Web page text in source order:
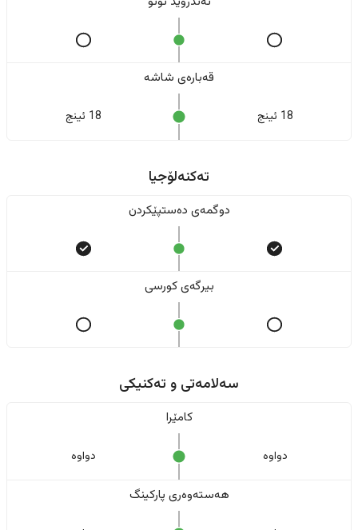
قەبارەی شاشە
18 ئینج 18 ئینج
تەکنەلۆجیا
دوگمەی دەستپێکردن
بیرگەی کورسی
سەلامەتی و تەکنیکی
کامێرا
دواوە دواوە
هەستەوەری پارکینگ